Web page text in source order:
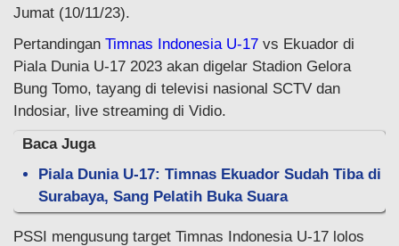
Jumat (10/11/23).
Pertandingan Timnas Indonesia U-17 vs Ekuador di
Piala Dunia U-17 2023 akan digelar Stadion Gelora
Bung Tomo, tayang di televisi nasional SCTV dan
Indosiar, live streaming di Vidio.
Baca Juga
Piala Dunia U-17: Timnas Ekuador Sudah Tiba di
Surabaya, Sang Pelatih Buka Suara
PSSI mengusung target Timnas Indonesia U-17 lolos